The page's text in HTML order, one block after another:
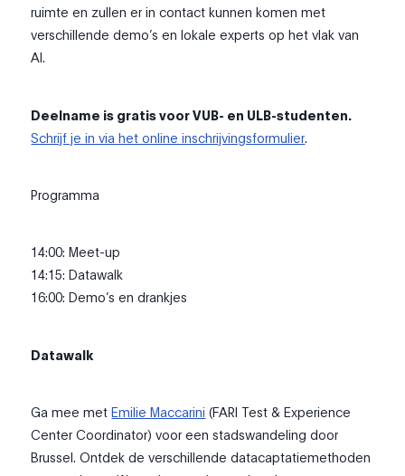
ruimte en zullen er in contact kunnen komen met
verschillende demo’s en lokale experts op het vlak van
AI.
Deelname is gratis voor VUB- en ULB-studenten.
Schrijf je in via het online inschrijvingsformulier.
Programma
14:00: Meet-up
14:15: Datawalk
16:00: Demo’s en drankjes
Datawalk
Ga mee metEmilie Maccarini (FARI Test & Experience
Center Coordinator) voor een stadswandeling door
Brussel. Ontdek de verschillende datacaptatiemethoden